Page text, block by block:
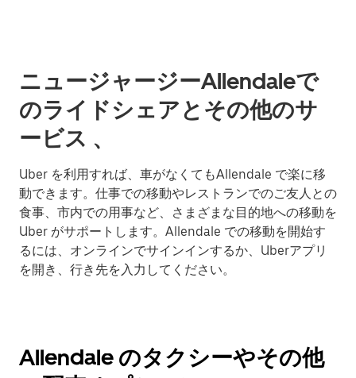
ニュージャージーAllendaleで
のライドシェアとその他のサ
ービス 、
Uber を利用すれば、車がなくてもAllendale で楽に移
動できます。仕事での移動やレストランでのご友人との
食事、市内での用事など、さまざまな目的地への移動を
Uber がサポートします。Allendale での移動を開始す
るには、オンラインでサインインするか、Uberアプリ
を開き、行き先を入力してください。
Allendale のタクシーやその他